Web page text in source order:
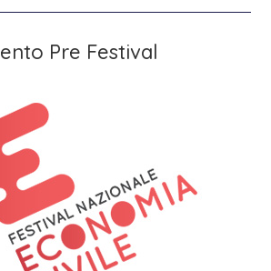
Pre Festival